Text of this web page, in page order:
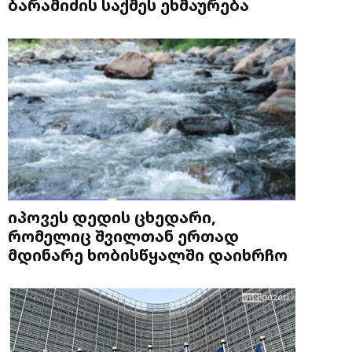
ბარამიძის საქმეს ეხმაურება
იპოვეს დედის ცხედარი,
რომელიც შვილთან ერთად
მდინარე ხობისწყალში დაიხრჩო